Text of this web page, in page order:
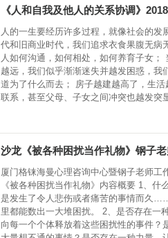
《人和自我及他人的关系协调》
人的一生要经历许多过程，就像社会的
代和旧商业时代，我们追求衣食果腹无病
人如何沟通，如何相处，如何养育子女
越远，我们似乎渐渐迷失并越发困惑，我
道为了什么而去； 房子越建越高了，生
联系，甚至父母、子女之间冲突也越发突
沙龙《被各种困扰当作礼物》钢子
厦门格铼海曼心理咨询中心暨钢子老师工
《被各种困扰当作礼物》内容概要 1、
是发生了令人悲伤或者痛苦的事情而久
里都能数出一大堆困扰。 2、是否存在一
向每一个个体释放着这些困扰性的事件？